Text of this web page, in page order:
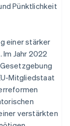
Pünktlichkeit
einer stärker
Jahr 2022
Mitgliedstaat
verstärkten